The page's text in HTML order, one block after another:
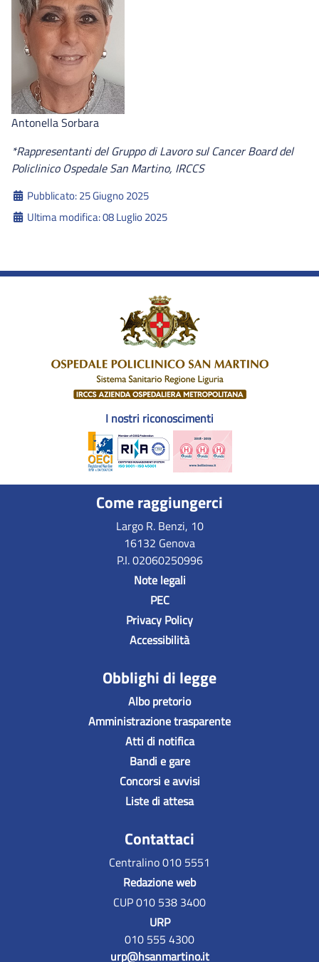
Antonella Sorbara
*Rappresentanti del Gruppo di Lavoro sul Cancer Board del
Policlinico Ospedale San Martino, IRCCS
Dettagli
Pubblicato: 25 Giugno 2025
Ultima modifica: 08 Luglio 2025
I nostri riconoscimenti
Come raggiungerci
Largo R. Benzi, 10
16132 Genova
P.I. 02060250996
Note legali
PEC
Privacy Policy
Accessibilità
Obblighi di legge
Albo pretorio
Amministrazione trasparente
Atti di notifica
Bandi e gare
Concorsi e avvisi
Liste di attesa
Contattaci
Centralino 010 5551
Redazione web
CUP 010 538 3400
URP
010 555 4300
urp@hsanmartino.it